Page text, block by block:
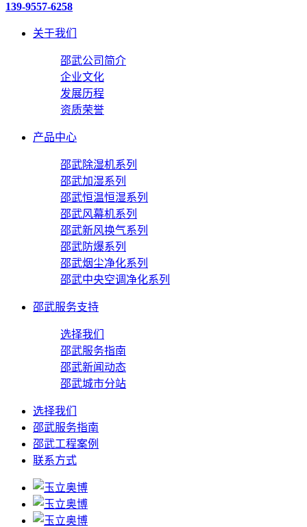
139-9557-6258
关于我们
邵武公司简介
企业文化
发展历程
资质荣誉
产品中心
邵武除湿机系列
邵武加湿系列
邵武恒温恒湿系列
邵武风幕机系列
邵武新风换气系列
邵武防爆系列
邵武烟尘净化系列
邵武中央空调净化系列
邵武服务支持
选择我们
邵武服务指南
邵武新闻动态
邵武城市分站
选择我们
邵武服务指南
邵武工程案例
联系方式